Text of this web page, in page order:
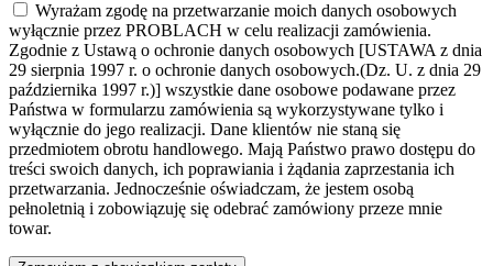
Wyrażam zgodę na przetwarzanie moich danych osobowych
wyłącznie przez PROBLACH w celu realizacji zamówienia.
Zgodnie z Ustawą o ochronie danych osobowych [USTAWA z dnia
29 sierpnia 1997 r. o ochronie danych osobowych.(Dz. U. z dnia 29
października 1997 r.)] wszystkie dane osobowe podawane przez
Państwa w formularzu zamówienia są wykorzystywane tylko i
wyłącznie do jego realizacji. Dane klientów nie staną się
przedmiotem obrotu handlowego. Mają Państwo prawo dostępu do
treści swoich danych, ich poprawiania i żądania zaprzestania ich
przetwarzania. Jednocześnie oświadczam, że jestem osobą
pełnoletnią i zobowiązuję się odebrać zamówiony przeze mnie
towar.